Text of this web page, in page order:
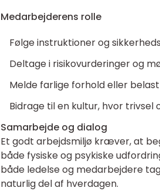
Medarbejderens rolle
Følge instruktioner og
Deltage i risikovurderinger og
Melde farlige forhold eller
Bidrage til en kultur, hvor trivsel
Samarbejde og dialog
Et godt arbejdsmiljø kræver, at
både fysiske og psykiske
både ledelse og medarbejdere
naturlig del af hverdagen.